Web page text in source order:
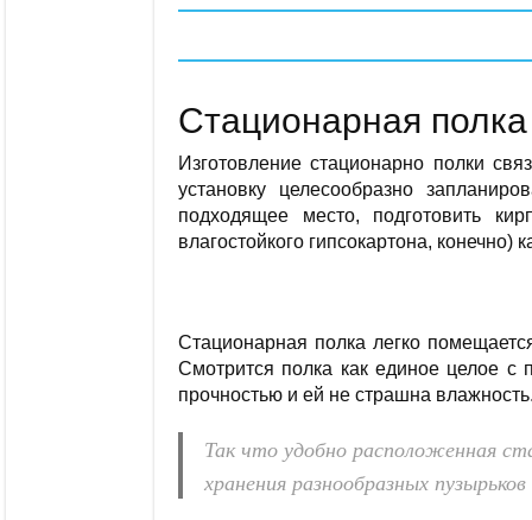
Стационарная
Изготовление стационарно полки
установку целесообразно
подходящее место, подготовить
влагостойкого гипсокартона, конечно)
Стационарная полка легко
Смотрится полка как единое целое с
прочностью и ей не страшна
Так что удобно расположенная
хранения разнообразных